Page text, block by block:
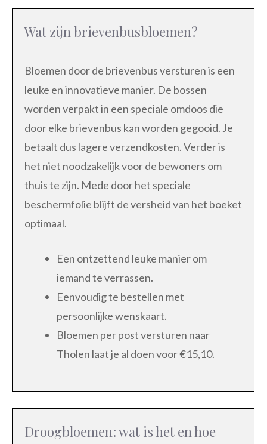
Wat zijn brievenbusbloemen?
Bloemen door de brievenbus versturen is een
leuke en innovatieve manier. De bossen
worden verpakt in een speciale omdoos die
door elke brievenbus kan worden gegooid. Je
betaalt dus lagere verzendkosten. Verder is
het niet noodzakelijk voor de bewoners om
thuis te zijn. Mede door het speciale
beschermfolie blijft de versheid van het boeket
optimaal.
Een ontzettend leuke manier om
iemand te verrassen.
Eenvoudig te bestellen met
persoonlijke wenskaart.
Bloemen per post versturen naar
Tholen laat je al doen voor €15,10.
Droogbloemen: wat is het en hoe